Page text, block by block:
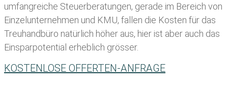
umfangreiche Steuerberatungen, gerade im Bereich von
Einzelunternehmen und KMU, fallen die Kosten für das
Treuhandbüro natürlich höher aus, hier ist aber auch das
Einsparpotential erheblich grösser.
KOSTENLOSE OFFERTEN-ANFRAGE